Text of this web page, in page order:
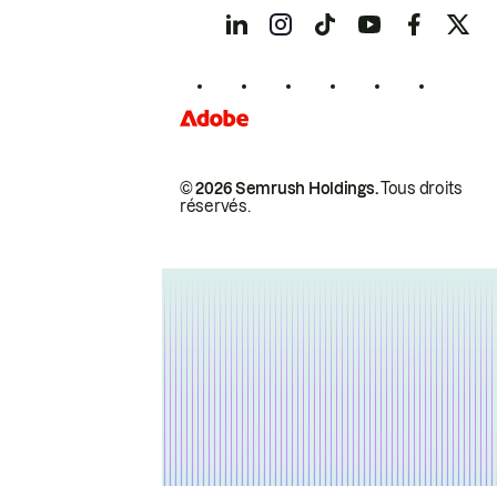
© 2026 Semrush Holdings.Tous droits
réservés.